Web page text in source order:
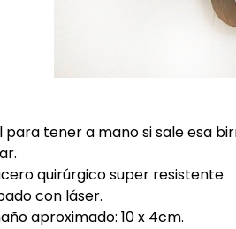
para tener a mano si sale esa
quirúrgico super resistente
con láser.
aproximado: 10 x 4cm.